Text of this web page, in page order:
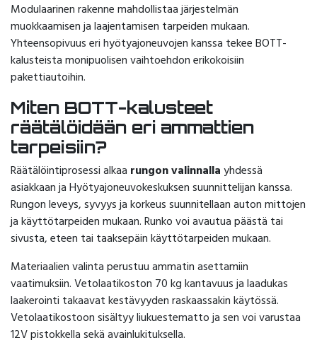
Modulaarinen rakenne mahdollistaa järjestelmän
muokkaamisen ja laajentamisen tarpeiden mukaan.
Yhteensopivuus eri hyötyajoneuvojen kanssa tekee BOTT-
kalusteista monipuolisen vaihtoehdon erikokoisiin
pakettiautoihin.
Miten BOTT-kalusteet
räätälöidään eri ammattien
tarpeisiin?
Räätälöintiprosessi alkaa rungon valinnallayhdessä
asiakkaan ja Hyötyajoneuvokeskuksen suunnittelijan kanssa.
Rungon leveys, syvyys ja korkeus suunnitellaan auton mittojen
ja käyttötarpeiden mukaan. Runko voi avautua päästä tai
sivusta, eteen tai taaksepäin käyttötarpeiden mukaan.
Materiaalien valinta perustuu ammatin asettamiin
vaatimuksiin. Vetolaatikoston 70 kg kantavuus ja laadukas
laakerointi takaavat kestävyyden raskaassakin käytössä.
Vetolaatikostoon sisältyy liukuestematto ja sen voi varustaa
12V pistokkella sekä avainlukituksella.